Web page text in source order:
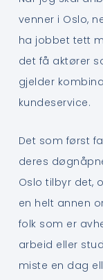
venner i Oslo,
ha jobbet tett
det få aktører
gjelder
kundeservice.
Det som først
deres
Oslo tilbyr det,
en helt annen
folk som er
arbeid eller
miste en dag